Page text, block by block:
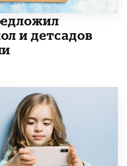
и детсадов